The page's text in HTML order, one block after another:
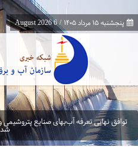
پنجشنبه ۱۵ مرداد ۱۴۰۵ /
6 August 2026
توافق نهایی تعرفه آب‌بهای صنایع پتروشیمی
شد